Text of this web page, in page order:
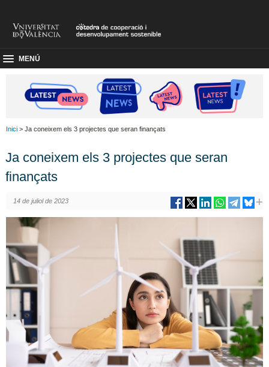
MENÚ
Inici > Ja coneixem els 3 projectes que seran finançats
Ja coneixem els 3 projectes que seran
finançats
14 de juliol de 2023